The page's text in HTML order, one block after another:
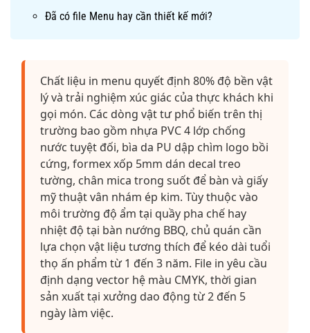
Đã có file Menu hay cần thiết kế mới?
Chất liệu in menu quyết định 80% độ bền vật
lý và trải nghiệm xúc giác của thực khách khi
gọi món. Các dòng vật tư phổ biến trên thị
trường bao gồm nhựa PVC 4 lớp chống
nước tuyệt đối, bìa da PU dập chìm logo bồi
cứng, formex xốp 5mm dán decal treo
tường, chân mica trong suốt để bàn và giấy
mỹ thuật vân nhám ép kim. Tùy thuộc vào
môi trường độ ẩm tại quầy pha chế hay
nhiệt độ tại bàn nướng BBQ, chủ quán cần
lựa chọn vật liệu tương thích để kéo dài tuổi
thọ ấn phẩm từ 1 đến 3 năm. File in yêu cầu
định dạng vector hệ màu CMYK, thời gian
sản xuất tại xưởng dao động từ 2 đến 5
ngày làm việc.